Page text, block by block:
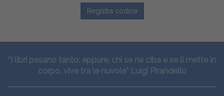
Registra codice
“I libri pesano tanto: eppure, chi se ne ciba e se li mette in
corpo, vive tra le nuvole” Luigi Pirandello